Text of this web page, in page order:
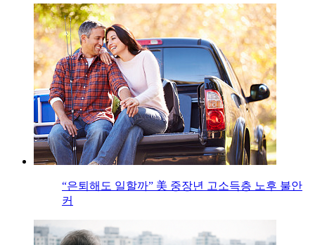
“은퇴해도 일할까” 美 중장년 고소득층 노후 불안
커